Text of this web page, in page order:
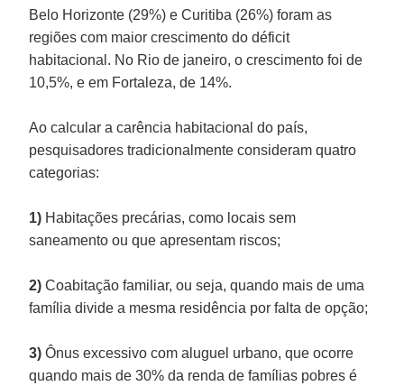
Belo Horizonte (29%) e Curitiba (26%) foram as
regiões com maior crescimento do déficit
habitacional. No Rio de janeiro, o crescimento foi de
10,5%, e em Fortaleza, de 14%.
Ao calcular a carência habitacional do país,
pesquisadores tradicionalmente consideram quatro
categorias:
1) Habitações precárias, como locais sem
saneamento ou que apresentam riscos;
2) Coabitação familiar, ou seja, quando mais de uma
família divide a mesma residência por falta de opção;
3) Ônus excessivo com aluguel urbano, que ocorre
quando mais de 30% da renda de famílias pobres é